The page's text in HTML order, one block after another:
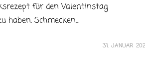
für den Valentinstag
haben. Schmecken…
31. JANUAR